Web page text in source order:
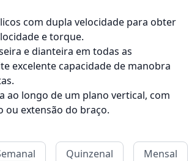
com dupla velocidade para obter
e torque.
e dianteira em todas as
excelente capacidade de manobra
ao longo de um plano vertical, com
ou extensão do braço.
Quinzenal
Mensal